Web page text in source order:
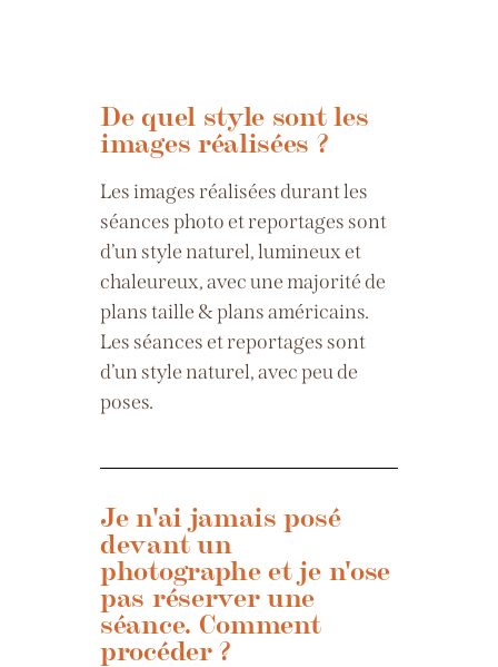
De quel style sont les
images réalisées ?
Les images réalisées durant les
séances photo et reportages sont
d’un style naturel, lumineux et
chaleureux, avec une majorité de
plans taille & plans américains.
Les séances et reportages sont
d’un style naturel, avec peu de
poses.
Je n'ai jamais posé
devant un
photographe et je n'ose
pas réserver une
séance. Comment
procéder ?